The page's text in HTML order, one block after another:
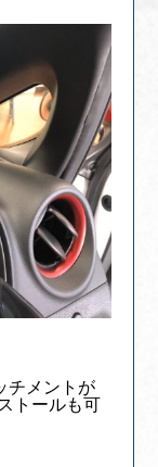
チメントが
トールも可